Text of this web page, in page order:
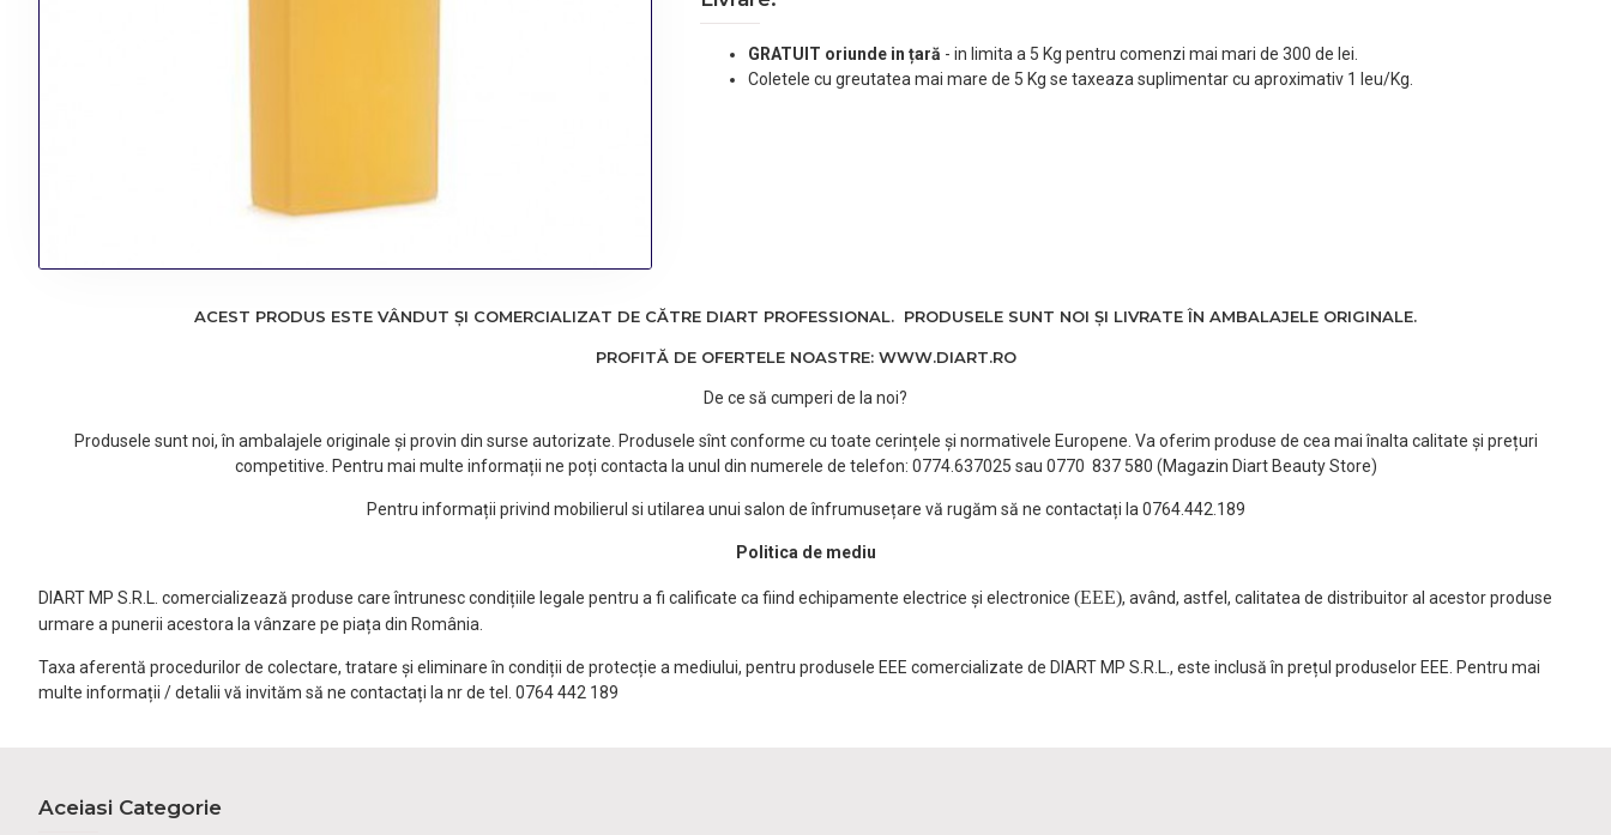
GRATUIT oriunde in țară - in limita a 5 Kg pentru comenzi mai mari de 300 de lei.
Coletele cu greutatea mai mare de 5 Kg se taxeaza suplimentar cu aproximativ 1 leu/Kg.
ACEST PRODUS ESTE VÂNDUT ȘI COMERCIALIZAT DE CĂTRE DIART PROFESSIONAL. PRODUSELE SUNT NOI ȘI LIVRATE ÎN AMBALAJELE ORIGINALE.
PROFITĂ DE OFERTELE NOASTRE: WWW.DIART.RO
De ce să cumperi de la noi?
Produsele sunt noi, în ambalajele originale și provin din surse autorizate. Produsele sînt conforme cu toate cerințele și normativele Europene. Va oferim produse de cea mai înalta calitate și prețuri
competitive. Pentru mai multe informații ne poți contacta la unul din numerele de telefon: 0774.637025 sau 0770 837 580 (Magazin Diart Beauty Store)
Pentru informații privind mobilierul si utilarea unui salon de înfrumusețare vă rugăm să ne contactați la 0764.442.189
Politica de mediu
DIART MP S.R.L. comercializează produse care întrunesc condițiile legale pentru a fi calificate ca fiind echipamente electrice și electronice (EEE), având, astfel, calitatea de distribuitor al acestor produse
urmare a punerii acestora la vânzare pe piața din România.
Taxa aferentă procedurilor de colectare, tratare și eliminare în condiții de protecție a mediului, pentru produsele EEE comercializate de DIART MP S.R.L., este inclusă în prețul produselor EEE. Pentru mai
multe informații / detalii vă invităm să ne contactați la nr de tel. 0764 442 189
Aceiasi Categorie